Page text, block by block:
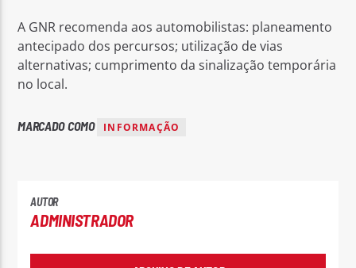
A GNR recomenda aos automobilistas: planeamento
antecipado dos percursos; utilização de vias
alternativas; cumprimento da sinalização temporária
no local.
MARCADO COMO INFORMAÇÃO
AUTOR
ADMINISTRADOR